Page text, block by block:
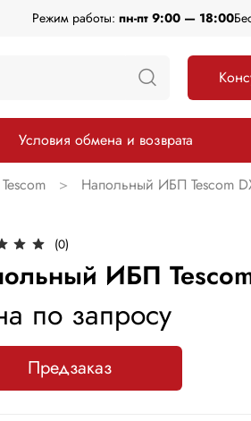
Режим работы: пн-пт 9:00 — 18:00
Условия обмена и возврата
Напольный ИБП Tescom
(0)
ИБП
по запросу
Предзаказ